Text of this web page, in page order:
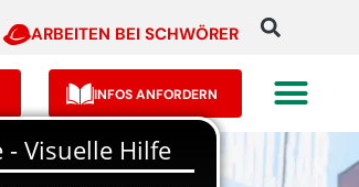
ARBEITEN BEI SCHWÖRER
INFOS ANFORDERN